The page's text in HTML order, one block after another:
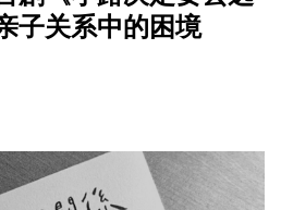
子关系中的困境